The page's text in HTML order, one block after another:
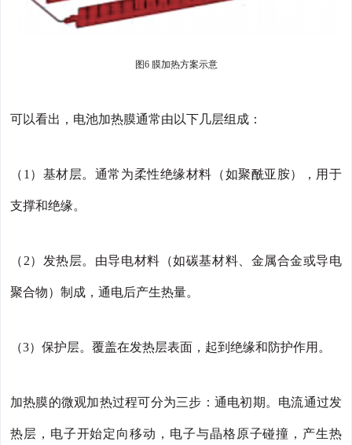
图6 膜加热方案示意
可以看出，电池加热膜通常由以下几层组成：
（1）基材层。通常为柔性绝缘材料（如聚酰亚胺），用于
支撑和绝缘。
（2）发热层。由导电材料（如碳基材料、金属合金或导电
聚合物）制成，通电后产生热量。
（3）保护层。覆盖在发热层表面，起到绝缘和防护作用。
加热膜的微观加热过程可分为三步：通电初期。电流通过发
热层，电子开始定向移动，电子与晶格原子碰撞，产生热